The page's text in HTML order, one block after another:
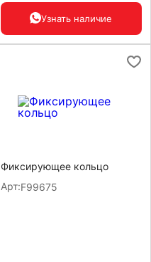
Узнать наличие
Фиксирующее кольцо
Арт:F99675